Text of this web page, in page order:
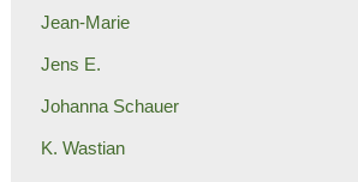
Jean-Marie
Jens E.
Johanna Schauer
K. Wastian